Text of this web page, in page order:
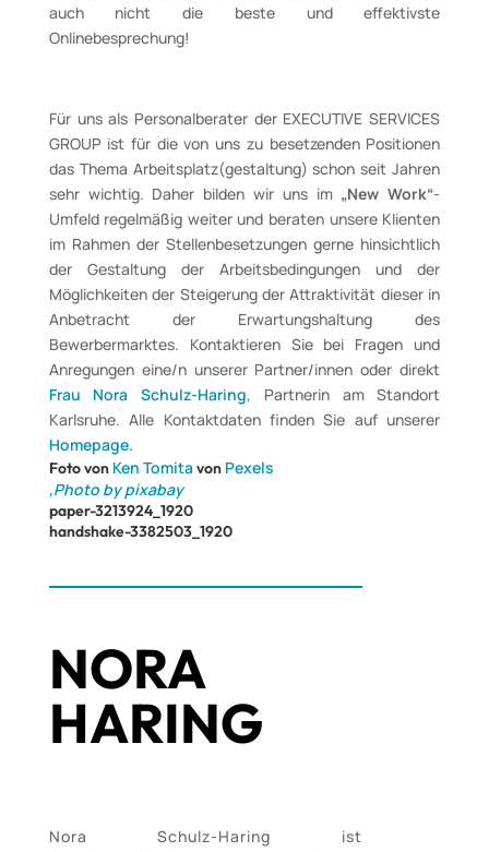
auch nicht die beste und effektivste
Onlinebesprechung!
Für uns als Personalberater der EXECUTIVE SERVICES
GROUP ist für die von uns zu besetzenden Positionen
das Thema Arbeitsplatz(gestaltung) schon seit Jahren
sehr wichtig. Daher bilden wir uns im „New Work“-
Umfeld regelmäßig weiter und beraten unsere Klienten
im Rahmen der Stellenbesetzungen gerne hinsichtlich
der Gestaltung der Arbeitsbedingungen und der
Möglichkeiten der Steigerung der Attraktivität dieser in
Anbetracht der Erwartungshaltung des
Bewerbermarktes. Kontaktieren Sie bei Fragen und
Anregungen eine/n unserer Partner/innen oder direkt
Frau Nora Schulz-Haring, Partnerin am Standort
Karlsruhe. Alle Kontaktdaten finden Sie auf unserer
Homepage.
Foto von Ken Tomitavon Pexels
‚Photo by pixabay
paper-3213924_1920
handshake-3382503_1920
NORA
HARING
Nora Schulz-Haring ist